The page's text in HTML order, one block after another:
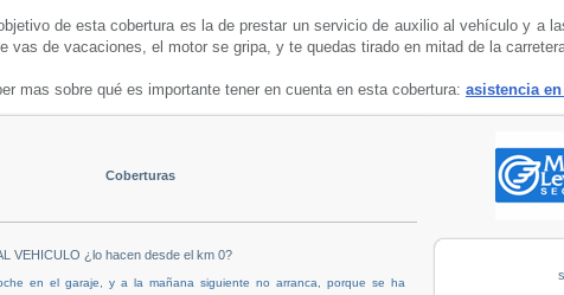
de esta cobertura es la de prestar un servicio de auxilio al vehículo y a
vas de vacaciones, el motor se gripa, y te quedas tirado en mitad de la
mas sobre qué es importante tener en cuenta en esta cobertura: asistencia
Coberturas
VEHICULO ¿lo hacen desde el km 0?
en el garaje, y a la mañana siguiente no arranca, porque se ha